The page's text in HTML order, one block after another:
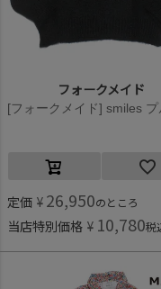
フォークメイド
定価 ¥ 26,950のところ
当店特別価格 ¥ 10,780税